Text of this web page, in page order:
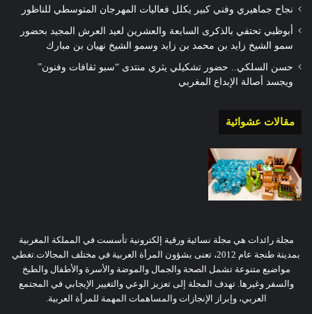
نجاح جماهيري وفني كبير يكلل فعاليات المهرجان المتوسطي للناظور
أبوظبي تحتفي بالذكرى السابعة والعشرين لعيد العرش المجيد بحضور
سمو الشيخ زايد بن محمد بن زايد وسمو الشيخ نهيان بن مبارك
حسن السلكي.. حضور تشكيلي يثري منتدى “سبو ثقافات وفنون”
ويجسد أصالة الإبداع المغربي
مقالات عشوائية
مجلة رائدات هي مجلة نسائية ورقية إلكترونية تأسست في المملكة المغربية
بمدينة طنجة عام 2012، تعنى بشؤون المرأة العربية في مختلف المجالات.تغطي
مواضيع متنوعة تشمل الصحة والجمال والموضة والأسرة والأطفال والطبخ
والسفر وغيرها. تهدف المجلة إلى تعزيز الوعي والتغيير الإيجابي في المجتمع
العربي، وإبراز الإنجازات والمساهمات المهمة للمرأة العربية.